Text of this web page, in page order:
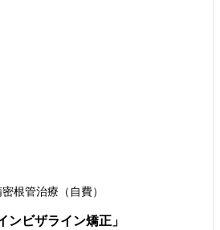
根管治療（自費）
ンビザライン矯正」